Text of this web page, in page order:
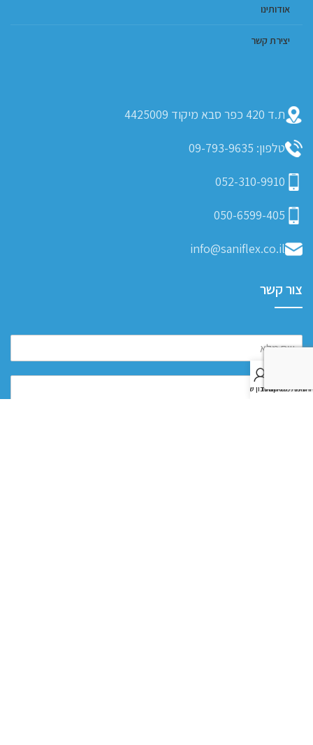
אודותינו
יצירת קשר
ת.ד 420 כפר סבא מיקוד 4425009
טלפון: 09-793-9635
052-310-9910
050-6599-405
info@saniflex.co.il
צור קשר
חנות
רשימת משאלות
סל קניות
החשבון שלי